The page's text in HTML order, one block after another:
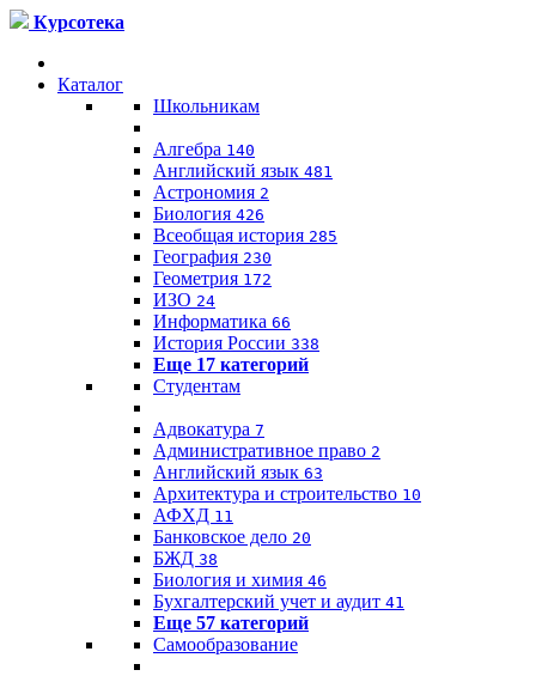
Курсотека
Каталог
Школьникам
Алгебра 140
Английский язык 481
Астрономия 2
Биология 426
Всеобщая история 285
География 230
Геометрия 172
ИЗО 24
Информатика 66
История России 338
Еще 17 категорий
Студентам
Адвокатура 7
Административное право 2
Английский язык 63
Архитектура и строительство 10
АФХД 11
Банковское дело 20
БЖД 38
Биология и химия 46
Бухгалтерский учет и аудит 41
Еще 57 категорий
Самообразование